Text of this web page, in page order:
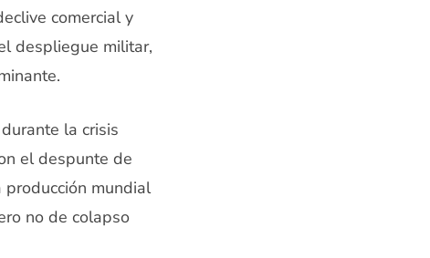
comercial y
despliegue militar,
la crisis
el despunte de
producción mundial
no de colapso